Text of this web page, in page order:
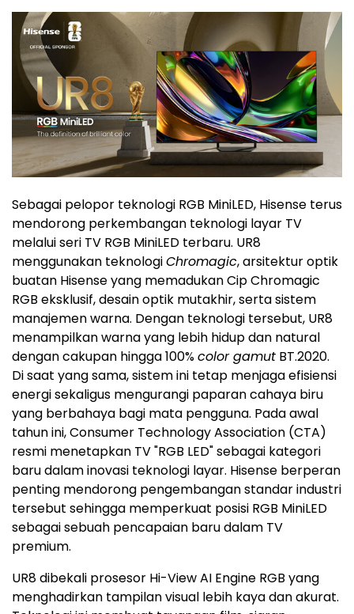
Sebagai pelopor teknologi RGB MiniLED, Hisense terus
mendorong perkembangan teknologi layar TV
melalui seri TV RGB MiniLED terbaru. UR8
menggunakan teknologiChromagic, arsitektur optik
buatan Hisense yang memadukan Cip Chromagic
RGB eksklusif, desain optik mutakhir, serta sistem
manajemen warna. Dengan teknologi tersebut, UR8
menampilkan warna yang lebih hidup dan natural
dengan cakupan hingga 100%color gamut BT.2020.
Di saat yang sama, sistem ini tetap menjaga efisiensi
energi sekaligus mengurangi paparan cahaya biru
yang berbahaya bagi mata pengguna. Pada awal
tahun ini, Consumer Technology Association (CTA)
resmi menetapkan TV "RGB LED" sebagai kategori
baru dalam inovasi teknologi layar. Hisense berperan
penting mendorong pengembangan standar industri
tersebut sehingga memperkuat posisi RGB MiniLED
sebagai sebuah pencapaian baru dalam TV
premium.
UR8 dibekali prosesor Hi-View AI Engine RGB yang
menghadirkan tampilan visual lebih kaya dan akurat.